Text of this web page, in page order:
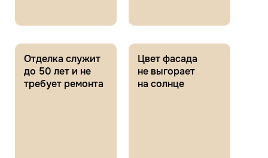
Цвет фасада
не выгорает
на солнце
Отделка служит
до 50 лет и не
требует ремонта